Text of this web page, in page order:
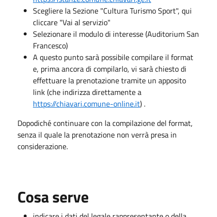
Scegliere la Sezione "Cultura Turismo Sport", qui
cliccare "Vai al servizio"
Selezionare il modulo di interesse (Auditorium San
Francesco)
A questo punto sarà possibile compilare il format
e, prima ancora di compilarlo, vi sarà chiesto di
effettuare la prenotazione tramite un apposito
link (che indirizza direttamente a
https://chiavari.comune-online.it) .
Dopodiché continuare con la compilazione del format,
senza il quale la prenotazione non verrà presa in
considerazione.
Cosa serve